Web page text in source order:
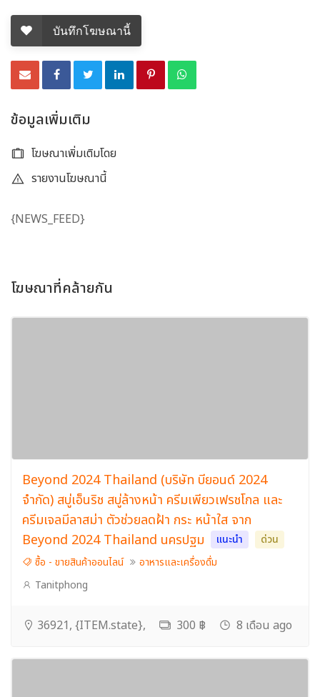
บันทึกโฆษณานี้
ข้อมูลเพิ่มเติม
โฆษณาเพิ่มเติมโดย
รายงานโฆษณานี้
{NEWS_FEED}
โฆษณาที่คล้ายกัน
Beyond 2024 Thailand (บริษัท บียอนด์ 2024
จำกัด) สบู่เอ็นริช สบู่ล้างหน้า ครีมเพียวเฟรชโกล และ
ครีมเจลมีลาสม่า ตัวช่วยลดฝ้า กระ หน้าใส จาก
Beyond 2024 Thailand นครปฐม
แนะนำ
ด่วน
ซื้อ - ขายสินค้าออนไลน์
อาหารและเครื่องดื่ม
Tanitphong
36921, {ITEM.state}, 300 ฿ 8 เดือน ago